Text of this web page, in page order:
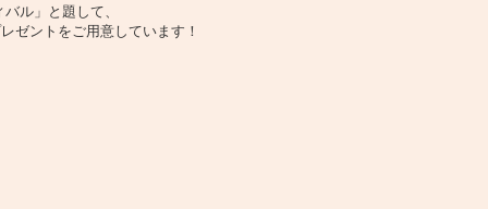
ル」と題して、
ゼントをご用意しています！